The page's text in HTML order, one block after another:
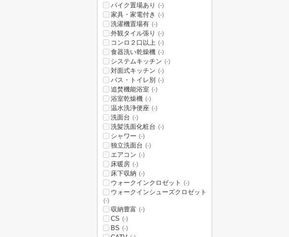
バイク置場あり (-)
家具・家電付き (-)
洗濯機置場有 (-)
外観タイル張り (-)
コンロ２口以上 (-)
食器洗い乾燥機 (-)
システムキッチン (-)
対面式キッチン (-)
バス・トイレ別 (-)
追焚機能浴室 (-)
浴室乾燥機 (-)
温水洗浄便座 (-)
洗面台 (-)
洗髪洗面化粧台 (-)
シャワー (-)
独立洗面台 (-)
エアコン (-)
床暖房 (-)
床下収納 (-)
ウォークインクロゼット (-)
ウォークインシューズクロゼット
(-)
収納豊富 (-)
CS (-)
BS (-)